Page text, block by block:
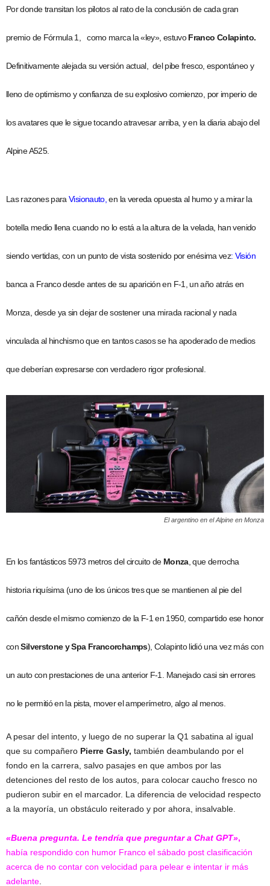
Por donde transitan los pilotos al rato de la conclusión de cada gran
premio de Fórmula 1, como marca la «ley», estuvoFranco Colapinto.
Definitivamente alejada su versión actual, del pibe fresco, espontáneo y
lleno de optimismo y confianza de su explosivo comienzo, por imperio de
los avatares que le sigue tocando atravesar arriba, y en la diaria abajo del
Alpine A525.
Las razones para Visionauto,en la vereda opuesta al humo y a mirar la
botella medio llena cuando no lo está a la altura de la velada, han venido
siendo vertidas, con un punto de vista sostenido por enésima vez: Visión
banca a Franco desde antes de su aparición en F-1, un año atrás en
Monza, desde ya sin dejar de sostener una mirada racional y nada
vinculada al hinchismo que en tantos casos se ha apoderado de medios
que deberían expresarse con verdadero rigor profesional.
El argentino en el Alpine en Monza
En los fantásticos 5973 metros del circuito deMonza, que derrocha
historia riquísima (uno de los únicos tres que se mantienen al pie del
cañón desde el mismo comienzo de la F-1 en 1950, compartido ese honor
conSilverstone y Spa Francorchamps), Colapinto lidió una vez más con
un auto con prestaciones de una anterior F-1. Manejado casi sin errores
no le permitió en la pista, mover el amperímetro, algo al menos.
A pesar del intento, y luego de no superar la Q1 sabatina al igual
que su compañero Pierre Gasly, también deambulando por el
fondo en la carrera, salvo pasajes en que ambos por las
detenciones del resto de los autos, para colocar caucho fresco no
pudieron subir en el marcador. La diferencia de velocidad respecto
a la mayoría, un obstáculo reiterado y por ahora, insalvable.
«Buena pregunta. Le tendría que preguntar a Chat GPT»,
había respondido con humor Franco el sábado post clasificación
acerca de no contar con velocidad para pelear e intentar ir más
adelante